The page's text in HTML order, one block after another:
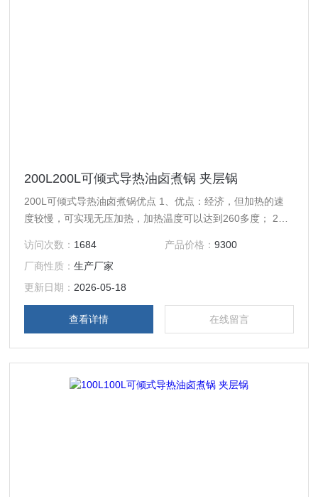
200L200L可倾式导热油卤煮锅 夹层锅
200L可倾式导热油卤煮锅优点 1、优点：经济，但加热的速
度较慢，可实现无压加热，加热温度可以达到260多度； 2、
温； 3、配有自动恒温控制系统，出料方式有立式或可倾式和
搅拌装置的选择； 4、夹层锅材质：304不锈钢夹层锅,锅体为
热旋压一次成型，无拼接；使用安全、操作方便，应用广泛；
访问次数： 1684 产品价格： 9300
厂商性质：生产厂家
更新日期： 2026-05-18
查看详情 在线留言